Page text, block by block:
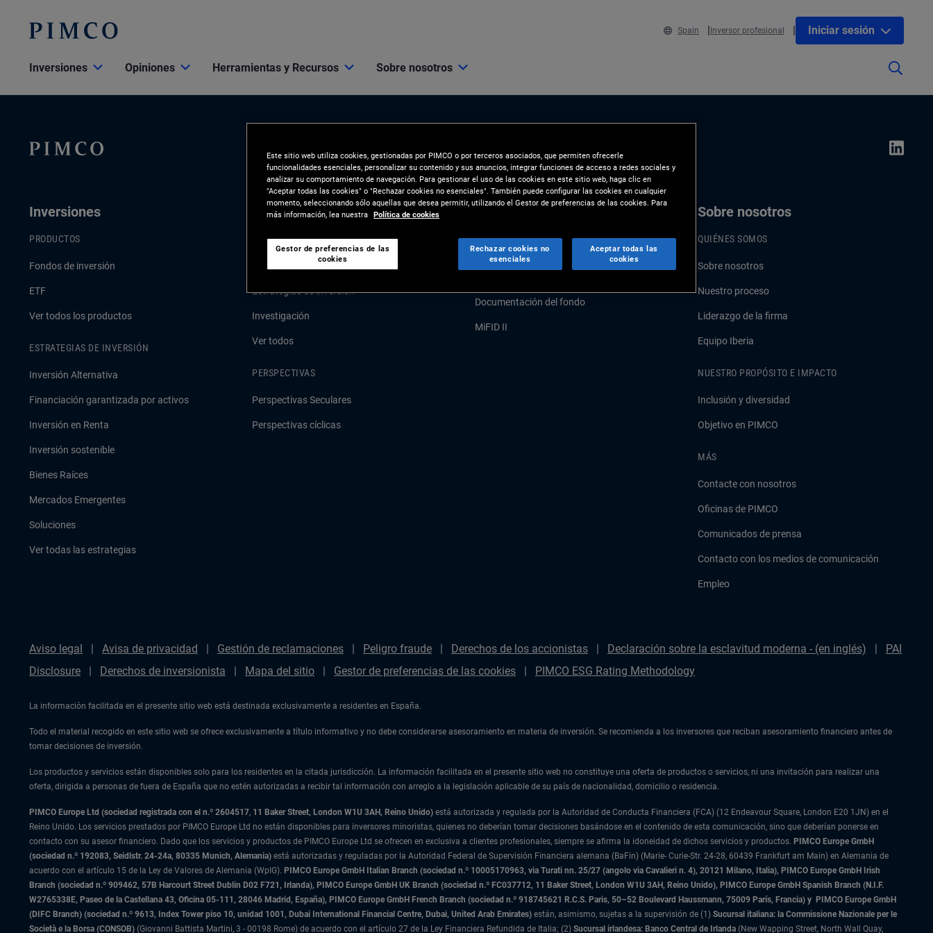
Spain Inversor profesional Iniciar sesión
Inversiones Opiniones Herramientas y Recursos Sobre nosotros
Inversiones
PRODUCTOS
Fondos de inversión
ETF
Ver todos los productos
ESTRATEGIAS DE INVERSIÓN
Inversión Alternativa
Financiación garantizada por activos
Inversión en Renta
Inversión sostenible
Bienes Raíces
Mercados Emergentes
Soluciones
Ver todas las estrategias
Opiniones
ÚLTIMAS PERSPECTIVAS
Estrategias de inversión
Investigación
Ver todos
PERSPECTIVAS
Perspectivas Seculares
Perspectivas cíclicas
Herramientas y Recursos
Client Solutions & Analytics
Documentación del fondo
MiFID II
Sobre nosotros
QUIÉNES SOMOS
Sobre nosotros
Nuestro proceso
Liderazgo de la firma
Equipo Iberia
NUESTRO PROPÓSITO E IMPACTO
Inclusión y diversidad
Objetivo en PIMCO
MÁS
Contacte con nosotros
Oficinas de PIMCO
Comunicados de prensa
Contacto con los medios de comunicación
Empleo
Aviso legal Avisa de privacidad Gestión de reclamaciones Peligro fraude Derechos de los accionistas Declaración sobre la esclavitud moderna - (en inglés)
PAI
Disclosure
Derechos de inversionista Mapa del sitio Gestor de preferencias de las cookies PIMCO ESG Rating Methodology
La información facilitada en el presente sitio web está destinada exclusivamente a residentes en España.
Todo el material recogido en este sitio web se ofrece exclusivamente a título informativo y no debe considerarse asesoramiento en materia de inversión. Se recomienda a los inversores que reciban asesoramiento financiero antes de
tomar decisiones de inversión.
Los productos y servicios están disponibles solo para los residentes en la citada jurisdicción. La información facilitada en el presente sitio web no constituye una oferta de productos o servicios, ni una invitación para realizar una
oferta, dirigida a personas de fuera de España que no estén autorizadas a recibir tal información con arreglo a la legislación aplicable de su país de nacionalidad, domicilio o residencia.
PIMCO Europe Ltd (sociedad registrada con el n.º 2604517, 11 Baker Street, London W1U 3AH, Reino Unido) está autorizada y regulada por la Autoridad de Conducta Financiera (FCA) (12 Endeavour Square, London E20 1JN) en el
Reino Unido. Los servicios prestados por PIMCO Europe Ltd no están disponibles para inversores minoristas, quienes no deberían tomar decisiones basándose en el contenido de esta comunicación, sino que deberían ponerse en
contacto con su asesor financiero. Dado que los servicios y productos de PIMCO Europe Ltd se ofrecen en exclusiva a clientes profesionales, siempre se afirma la idoneidad de dichos servicios y productos. PIMCO Europe GmbH
(sociedad n.º 192083, Seidlstr. 24-24a, 80335 Munich, Alemania) está autorizadas y reguladas por la Autoridad Federal de Supervisión Financiera alemana (BaFin) (Marie- Curie-Str. 24-28, 60439 Frankfurt am Main) en Alemania de
acuerdo con el artículo 15 de la Ley de Valores de Alemania (WpIG). PIMCO Europe GmbH Italian Branch (sociedad n.º 10005170963, via Turati nn. 25/27 (angolo via Cavalieri n. 4), 20121 Milano, Italia), PIMCO Europe GmbH Irish
Branch (sociedad n.º 909462, 57B Harcourt Street Dublin D02 F721, Irlanda), PIMCO Europe GmbH UK Branch (sociedad n.º FC037712, 11 Baker Street, London W1U 3AH, Reino Unido), PIMCO Europe GmbH Spanish Branch (N.I.F.
W2765338E, Paseo de la Castellana 43, Oficina 05-111, 28046 Madrid, España), PIMCO Europe GmbH French Branch (sociedad n.º 918745621 R.C.S. Paris, 50–52 Boulevard Haussmann, 75009 París, Francia) y PIMCO Europe GmbH
(DIFC Branch) (sociedad n.º 9613, Index Tower piso 10, unidad 1001, Dubai International Financial Centre, Dubai, United Arab Emirates) están, asimismo, sujetas a la supervisión de (1) Sucursal italiana: la Commissione Nazionale per le
Società e la Borsa (CONSOB) (Giovanni Battista Martini, 3 - 00198 Rome) de acuerdo con el artículo 27 de la Ley Financiera Refundida de Italia; (2) Sucursal irlandesa: Banco Central de Irlanda (New Wapping Street, North Wall Quay,
Este sitio web utiliza cookies, gestionadas por PIMCO o por terceros asociados, que permiten ofrecerle
funcionalidades esenciales, personalizar su contenido y sus anuncios, integrar funciones de acceso a redes sociales y
analizar su comportamiento de navegación. Para gestionar el uso de las cookies en este sitio web, haga clic en
"Aceptar todas las cookies" o "Rechazar cookies no esenciales". También puede configurar las cookies en cualquier
momento, seleccionando sólo aquellas que desea permitir, utilizando el Gestor de preferencias de las cookies. Para
más información, lea nuestra Política de cookies
Gestor de preferencias de las
cookies
Rechazar cookies no
esenciales
Aceptar todas las
cookies